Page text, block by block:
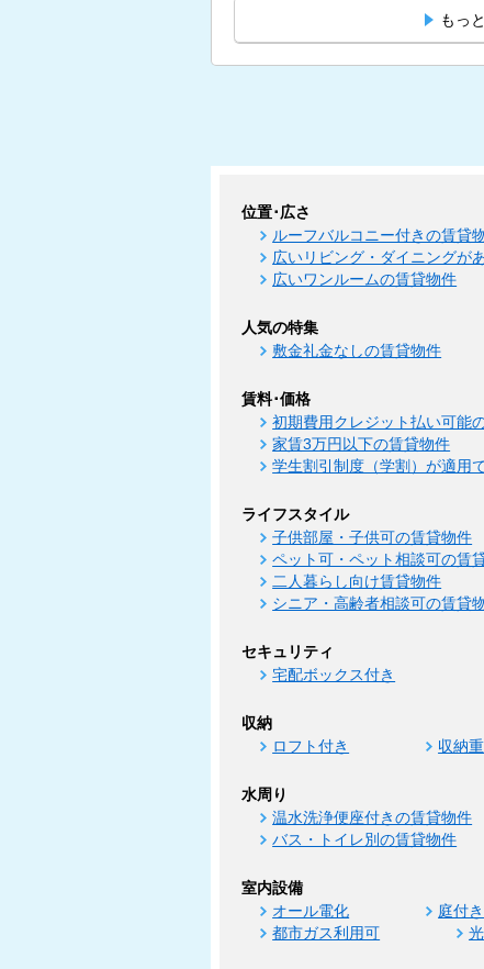
もっ
位置･広さ
ルーフバルコニー付きの賃貸
広いリビング・ダイニングが
広いワンルームの賃貸物件
人気の特集
敷金礼金なしの賃貸物件
賃料･価格
初期費用クレジット払い可能
家賃3万円以下の賃貸物件
学生割引制度（学割）が適用
ライフスタイル
子供部屋・子供可の賃貸物件
ペット可・ペット相談可の賃
二人暮らし向け賃貸物件
シニア・高齢者相談可の賃貸
セキュリティ
宅配ボックス付き
収納
ロフト付き 収納
水周り
温水洗浄便座付きの賃貸物件
バス・トイレ別の賃貸物件
室内設備
オール電化 庭付き
都市ガス利用可